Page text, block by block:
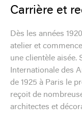
Carrière et
Dès les années
atelier et
une clientèle aisée.
Internationale des
de 1925 à Paris le
reçoit de
architectes et